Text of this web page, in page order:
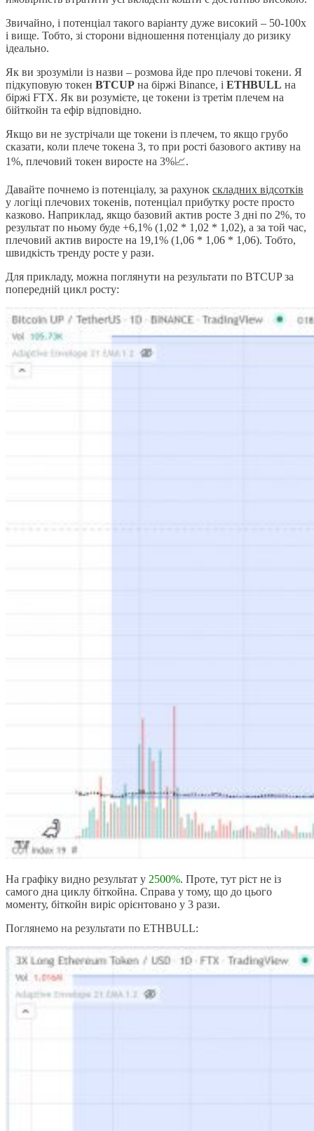
Звичайно, і потенціал такого варіанту дуже високий – 50-100х
і вище. Тобто, зі сторони відношення потенціалу до ризику
ідеально.
Як ви зрозуміли із назви – розмова йде про плечові токени. Я
підкуповую токен BTCUP на біржі Binance, і ETHBULL на
біржі FTX. Як ви розумієте, це токени із третім плечем на
бійткойн та ефір відповідно.
Якщо ви не зустрічали ще токени із плечем, то якщо грубо
сказати, коли плече токена 3, то при рості базового активу на
1%, плечовий токен виросте на 3%📈.
Давайте почнемо із потенціалу, за рахунок складних відсотків
у логіці плечових токенів, потенціал прибутку росте просто
казково. Наприклад, якщо базовий актив росте 3 дні по 2%, то
результат по ньому буде +6,1% (1,02 * 1,02 * 1,02), а за той час,
плечовий актив виросте на 19,1% (1,06 * 1,06 * 1,06). Тобто,
швидкість тренду росте у рази.
Для прикладу, можна поглянути на результати по BTCUP за
попередній цикл росту:
На графіку видно результат у 2500%. Проте, тут ріст не із
самого дна циклу біткойна. Справа у тому, що до цього
моменту, біткойн виріс орієнтовано у 3 рази.
Поглянемо на результати по ETHBULL: